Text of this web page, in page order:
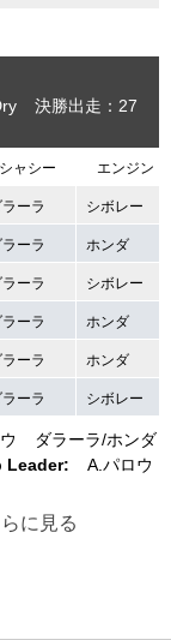
決勝出走：27
シャシー エンジン
ダラーラ ホンダ
Leader:
A.パロウ
ラーラ シボレー
ラーラ ホンダ
ラーラ シボレー
ラーラ ホンダ
ラーラ ホンダ
ラーラ シボレー
に見る